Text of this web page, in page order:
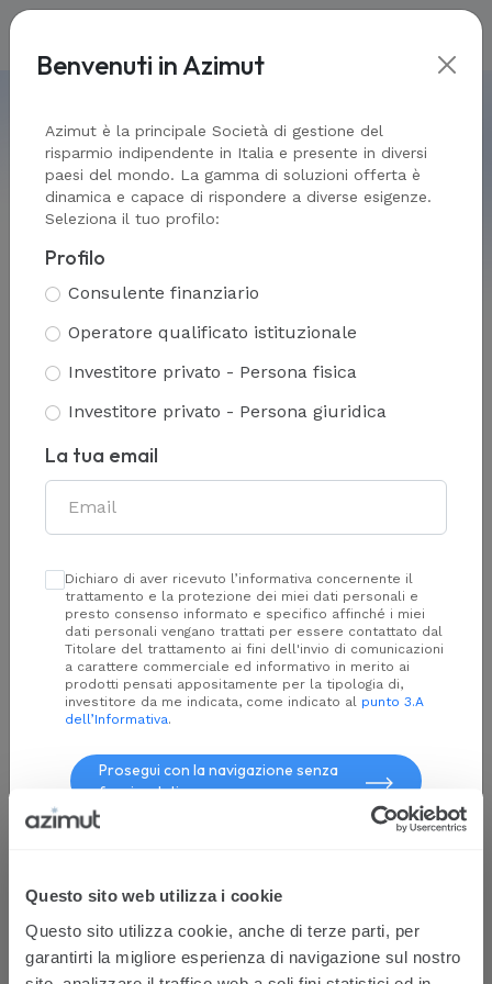
Questo sito web utilizza i cookie
Questo sito utilizza cookie, anche di terze parti, per
garantirti la migliore esperienza di navigazione sul nostro
I nostri fondi
All Public
Soluzioni di investimento su strumenti quotati su
mercati pubblici e regolamentati
AVVISI ed Elenco soggetti collocatori
Risultati: Ordina per: Z/A
Questa è una comunicazione di marketing. Si prega di consultare il
Prospetto, il Documento contenente le informazioni chiave (KID), il
Regolamento di gestione e il Modulo di sottoscrizione prima di
Benvenuti in Azimut
Azimut è la principale Società di gestione del
risparmio indipendente in Italia e presente in diversi
paesi del mondo. La gamma di soluzioni offerta è
dinamica e capace di rispondere a diverse esigenze.
Seleziona il tuo profilo:
Profilo
Consulente finanziario
Operatore qualificato istituzionale
Investitore privato - Persona fisica
Investitore privato - Persona giuridica
La tua email
Dichiaro di aver ricevuto l’informativa concernente il
trattamento e la protezione dei miei dati personali e
presto consenso informato e specifico affinché i miei
dati personali vengano trattati per essere contattato dal
Titolare del trattamento ai fini dell'invio di comunicazioni
a carattere commerciale ed informativo in merito ai
prodotti pensati appositamente per la tipologia di,
investitore da me indicata, come indicato al punto 3.A
dell’Informativa.
Prosegui con la navigazione senza
fornire dati